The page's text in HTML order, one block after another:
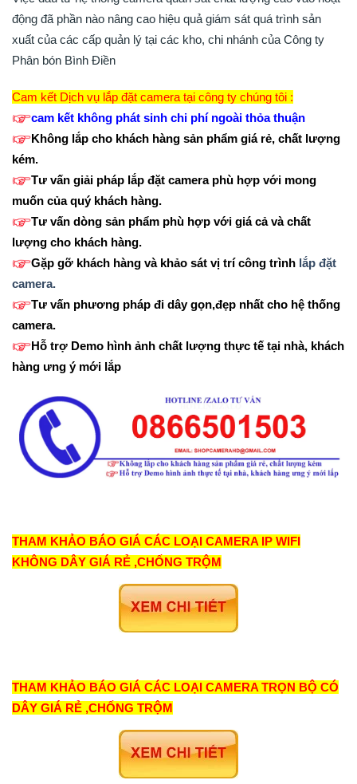
động đã phần nào nâng cao hiệu quả giám sát quá trình sản
xuất của các cấp quản lý tại các kho, chi nhánh của Công ty
Phân bón Bình Điền
Cam kết Dịch vụ lắp đặt camera tại công ty chúng tôi :
cam kết không phát sinh chi phí ngoài thỏa thuận
Không lắp cho khách hàng sản phẩm giá rẻ, chất lượng
kém.
Tư vấn giải pháp lắp đặt camera phù hợp với mong
muốn của quý khách hàng.
Tư vấn dòng sản phẩm phù hợp với giá cả và chất
lượng cho khách hàng.
Gặp gỡ khách hàng và khảo sát vị trí công trình lắp đặt
camera.
Tư vấn phương pháp đi dây gọn,đẹp nhất cho hệ thống
camera.
Hỗ trợ Demo hình ảnh chất lượng thực tế tại nhà, khách
hàng ưng ý mới lắp
THAM KHẢO BÁO GIÁ CÁC LOẠI CAMERA IP WIFI
KHÔNG DÂY GIÁ RẺ ,CHỐNG TRỘM
THAM KHẢO BÁO GIÁ CÁC LOẠI CAMERA TRỌN BỘ CÓ
DÂY GIÁ RẺ ,CHỐNG TRỘM